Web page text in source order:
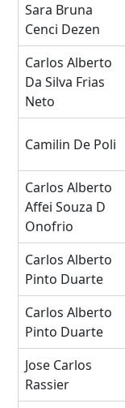
Sara Bruna
Cenci Dezen
Carlos Alberto
Da Silva Frias
Neto
Camilin De Poli
Carlos Alberto
Affei Souza D
Onofrio
Carlos Alberto
Pinto Duarte
Carlos Alberto
Pinto Duarte
Jose Carlos
Rassier